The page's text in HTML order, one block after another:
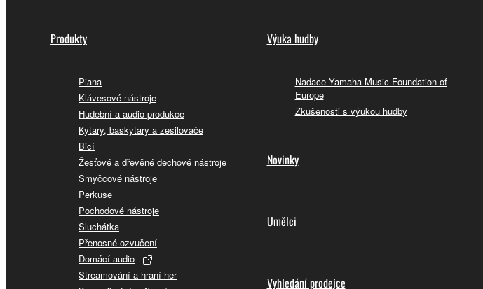
Produkty
Piana
Klávesové nástroje
Hudební a audio produkce
Kytary, baskytary a zesilovače
Bicí
Žesťové a dřevěné dechové nástroje
Smyčcové nástroje
Perkuse
Pochodové nástroje
Sluchátka
Přenosné ozvučení
Domácí audio
Streamování a hraní her
Výuka hudby
Nadace Yamaha Music Foundation of
Europe
Zkušenosti s výukou hudby
Novinky
Umělci
Vyhledání prodejce